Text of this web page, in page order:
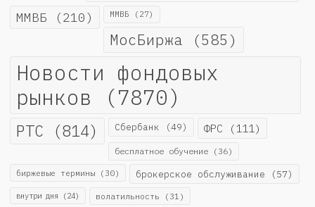
ММВБ (210) ММВБ (27)
МосБиржа (585)
Новости фондовых
рынков (7870)
РТС (814) Сбербанк (49) ФРС (111)
бесплатное обучение (36)
биржевые термины (30) брокерское обслуживание (57)
внутри дня (24) волатильность (31)